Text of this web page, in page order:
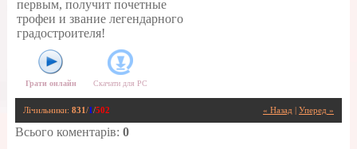
первым, получит почетные
трофеи и звание легендарного
градостроителя!
Грати онлайн Скачати для PC
« Назад Уперед »
Лічильники: 831 /1 /502
Всього коментарів: 0